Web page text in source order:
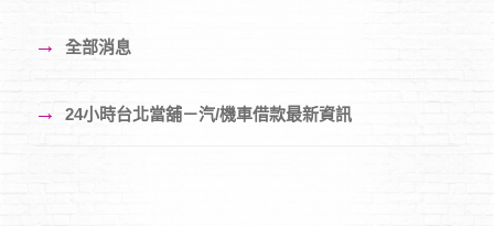
→ 全部消息
→ 24小時台北當舖－汽/機車借款最新資訊